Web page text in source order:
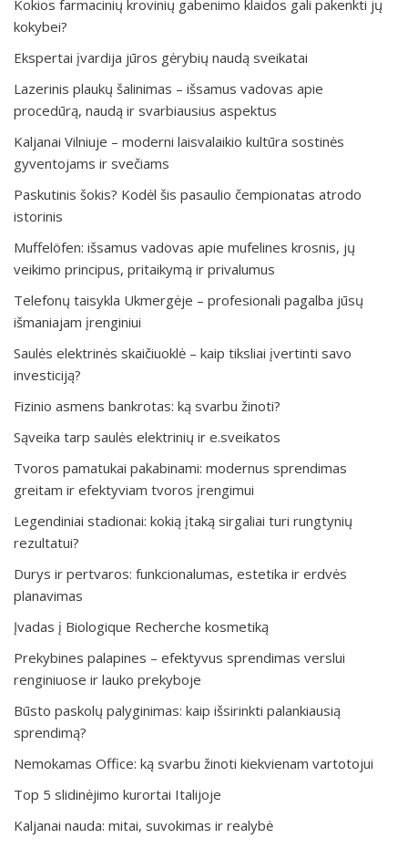
Kokios farmacinių krovinių gabenimo klaidos gali pakenkti jų
kokybei?
Ekspertai įvardija jūros gėrybių naudą sveikatai
Lazerinis plaukų šalinimas – išsamus vadovas apie
procedūrą, naudą ir svarbiausius aspektus
Kaljanai Vilniuje – moderni laisvalaikio kultūra sostinės
gyventojams ir svečiams
Paskutinis šokis? Kodėl šis pasaulio čempionatas atrodo
istorinis
Muffelöfen: išsamus vadovas apie mufelines krosnis, jų
veikimo principus, pritaikymą ir privalumus
Telefonų taisykla Ukmergėje – profesionali pagalba jūsų
išmaniajam įrenginiui
Saulės elektrinės skaičiuoklė – kaip tiksliai įvertinti savo
investiciją?
Fizinio asmens bankrotas: ką svarbu žinoti?
Sąveika tarp saulės elektrinių ir e.sveikatos
Tvoros pamatukai pakabinami: modernus sprendimas
greitam ir efektyviam tvoros įrengimui
Legendiniai stadionai: kokią įtaką sirgaliai turi rungtynių
rezultatui?
Durys ir pertvaros: funkcionalumas, estetika ir erdvės
planavimas
Įvadas į Biologique Recherche kosmetiką
Prekybines palapines – efektyvus sprendimas verslui
renginiuose ir lauko prekyboje
Būsto paskolų palyginimas: kaip išsirinkti palankiausią
sprendimą?
Nemokamas Office: ką svarbu žinoti kiekvienam vartotojui
Top 5 slidinėjimo kurortai Italijoje
Kaljanai nauda: mitai, suvokimas ir realybė